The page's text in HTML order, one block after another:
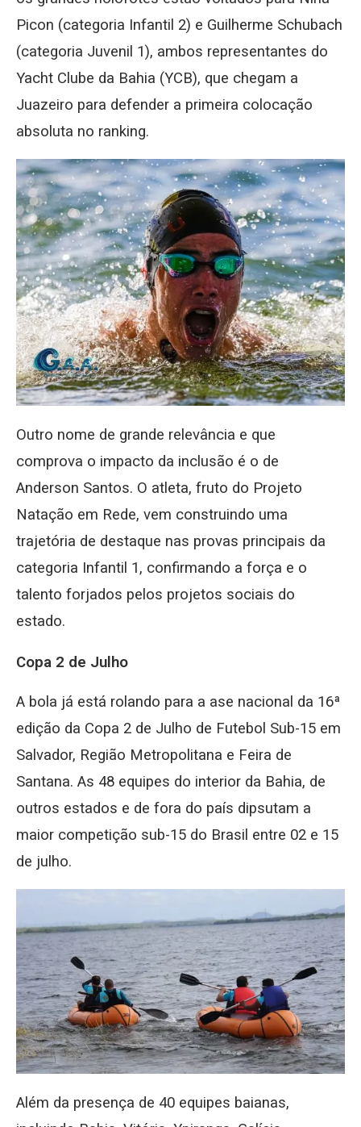
Picon (categoria Infantil 2) e Guilherme Schubach
(categoria Juvenil 1), ambos representantes do
Yacht Clube da Bahia (YCB), que chegam a
Juazeiro para defender a primeira colocação
absoluta no ranking.
Outro nome de grande relevância e que
comprova o impacto da inclusão é o de
Anderson Santos. O atleta, fruto do Projeto
Natação em Rede, vem construindo uma
trajetória de destaque nas provas principais da
categoria Infantil 1, confirmando a força e o
talento forjados pelos projetos sociais do
estado.
Copa 2 de Julho
A bola já está rolando para a ase nacional da 16ª
edição da Copa 2 de Julho de Futebol Sub-15 em
Salvador, Região Metropolitana e Feira de
Santana. As 48 equipes do interior da Bahia, de
outros estados e de fora do país dipsutam a
maior competição sub-15 do Brasil entre 02 e 15
de julho.
Além da presença de 40 equipes baianas,